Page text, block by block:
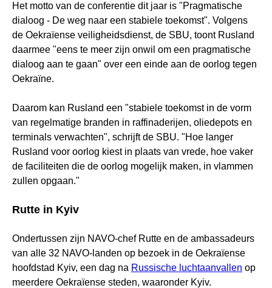
Het motto van de conferentie dit jaar is "Pragmatische
dialoog - De weg naar een stabiele toekomst". Volgens
de Oekraïense veiligheidsdienst, de SBU, toont Rusland
daarmee "eens te meer zijn onwil om een pragmatische
dialoog aan te gaan" over een einde aan de oorlog tegen
Oekraïne.
Daarom kan Rusland een "stabiele toekomst in de vorm
van regelmatige branden in raffinaderijen, oliedepots en
terminals verwachten", schrijft de SBU. "Hoe langer
Rusland voor oorlog kiest in plaats van vrede, hoe vaker
de faciliteiten die de oorlog mogelijk maken, in vlammen
zullen opgaan."
Rutte in Kyiv
Ondertussen zijn NAVO-chef Rutte en de ambassadeurs
van alle 32 NAVO-landen op bezoek in de Oekraïense
hoofdstad Kyiv, een dag na Russische luchtaanvallen op
meerdere Oekraïense steden, waaronder Kyiv.